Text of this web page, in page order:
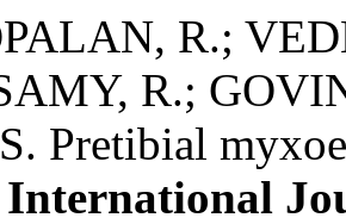
R.;
R.;
Pretibial
International